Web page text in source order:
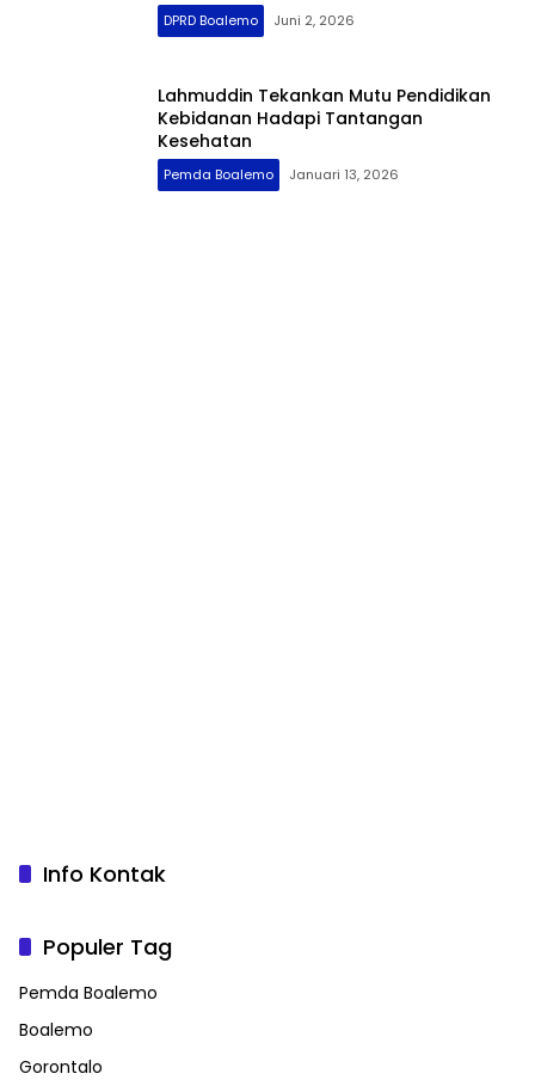
DPRD Boalemo Juni 2, 2026
Lahmuddin Tekankan Mutu Pendidikan
Kebidanan Hadapi Tantangan
Kesehatan
Pemda Boalemo Januari 13, 2026
Info Kontak
Populer Tag
Pemda Boalemo
Boalemo
Gorontalo